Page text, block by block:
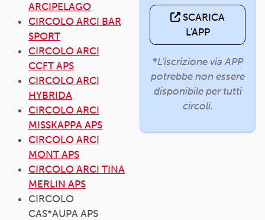
ARCIPELAGO
CIRCOLO ARCI BAR
SPORT
CIRCOLO ARCI
CCFT APS
CIRCOLO ARCI
HYBRIDA
CIRCOLO ARCI
MISSKAPPA APS
CIRCOLO ARCI
MONT APS
CIRCOLO ARCI TINA
MERLIN APS
CIRCOLO
CAS*AUPA APS
SCARICA
L'APP
*L'iscrizione via APP
potrebbe non essere
disponibile per tutti
circoli.